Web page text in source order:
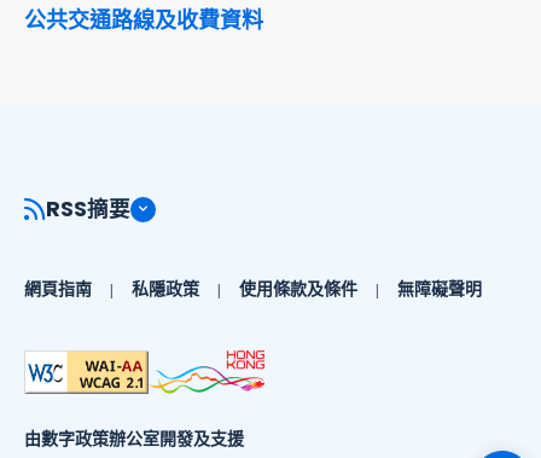
公共交通路線及收費資料
RSS摘要
網頁指南 私隱政策 使用條款及條件 無障礙聲明
由數字政策辦公室開發及支援